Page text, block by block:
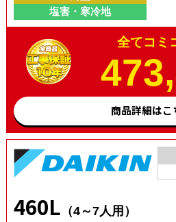
塩害・寒冷地
全てコミ
商品詳細はこ
460L （4～7人用）